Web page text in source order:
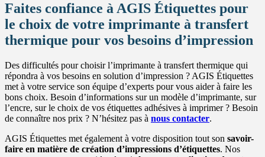
Faites confiance à AGIS Étiquettes pour
le choix de votre imprimante à transfert
thermique pour vos besoins d’impression
Des difficultés pour choisir l’imprimante à transfert thermique qui
répondra à vos besoins en solution d’impression ? AGIS Étiquettes
met à votre service son équipe d’experts pour vous aider à faire les
bons choix. Besoin d’informations sur un modèle d’imprimante, sur
l’encre, sur le choix de vos étiquettes adhésives à imprimer ? Besoin
de connaître nos prix ? N’hésitez pas à nous contacter.
AGIS Étiquettes met également à votre disposition tout son savoir-
faire en matière de création d’impressions d’étiquettes. Nos